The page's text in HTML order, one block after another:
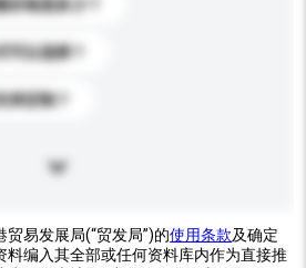
格是多少？
以选择？
定制？
易发展局(“贸发局”)的使用条款及确定
料编入其全部或任何资料库内作为直接推